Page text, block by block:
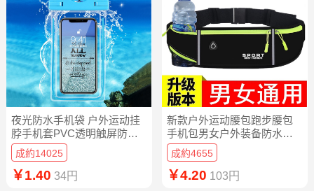
夜光防水手机袋 户外运动挂
脖手机套PVC透明触屏防水
袋子厂家批发
成約14025
￥1.40 34円
新款户外运动腰包跑步腰包
手机包男女户外装备防水隐
形腰包
成約4655
￥4.20 103円